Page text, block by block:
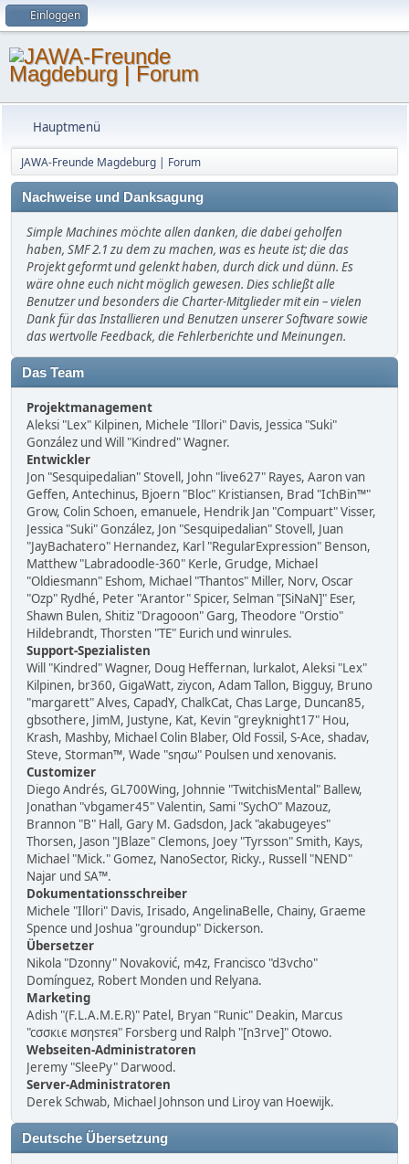
Einloggen
Hauptmenü
JAWA-Freunde Magdeburg | Forum
Nachweise und Danksagung
Simple Machines möchte allen danken, die dabei geholfen
haben, SMF 2.1 zu dem zu machen, was es heute ist; die das
Projekt geformt und gelenkt haben, durch dick und dünn. Es
wäre ohne euch nicht möglich gewesen. Dies schließt alle
Benutzer und besonders die Charter-Mitglieder mit ein – vielen
Dank für das Installieren und Benutzen unserer Software sowie
das wertvolle Feedback, die Fehlerberichte und Meinungen.
Das Team
Projektmanagement
Aleksi "Lex" Kilpinen, Michele "Illori" Davis, Jessica "Suki"
González und Will "Kindred" Wagner.
Entwickler
Jon "Sesquipedalian" Stovell, John "live627" Rayes, Aaron van
Geffen, Antechinus, Bjoern "Bloc" Kristiansen, Brad "IchBin™"
Grow, Colin Schoen, emanuele, Hendrik Jan "Compuart" Visser,
Jessica "Suki" González, Jon "Sesquipedalian" Stovell, Juan
"JayBachatero" Hernandez, Karl "RegularExpression" Benson,
Matthew "Labradoodle-360" Kerle, Grudge, Michael
"Oldiesmann" Eshom, Michael "Thantos" Miller, Norv, Oscar
"Ozp" Rydhé, Peter "Arantor" Spicer, Selman "[SiNaN]" Eser,
Shawn Bulen, Shitiz "Dragooon" Garg, Theodore "Orstio"
Hildebrandt, Thorsten "TE" Eurich und winrules.
Support-Spezialisten
Will "Kindred" Wagner, Doug Heffernan, lurkalot, Aleksi "Lex"
Kilpinen, br360, GigaWatt, ziycon, Adam Tallon, Bigguy, Bruno
"margarett" Alves, CapadY, ChalkCat, Chas Large, Duncan85,
gbsothere, JimM, Justyne, Kat, Kevin "greyknight17" Hou,
Krash, Mashby, Michael Colin Blaber, Old Fossil, S-Ace, shadav,
Steve, Storman™, Wade "sησω" Poulsen und xenovanis.
Customizer
Diego Andrés, GL700Wing, Johnnie "TwitchisMental" Ballew,
Jonathan "vbgamer45" Valentin, Sami "SychO" Mazouz,
Brannon "B" Hall, Gary M. Gadsdon, Jack "akabugeyes"
Thorsen, Jason "JBlaze" Clemons, Joey "Tyrsson" Smith, Kays,
Michael "Mick." Gomez, NanoSector, Ricky., Russell "NEND"
Najar und SA™.
Dokumentationsschreiber
Michele "Illori" Davis, Irisado, AngelinaBelle, Chainy, Graeme
Spence und Joshua "groundup" Dickerson.
Übersetzer
Nikola "Dzonny" Novaković, m4z, Francisco "d3vcho"
Domínguez, Robert Monden und Relyana.
Marketing
Adish "(F.L.A.M.E.R)" Patel, Bryan "Runic" Deakin, Marcus
"cσσкιє мσηѕтєя" Forsberg und Ralph "[n3rve]" Otowo.
Webseiten-Administratoren
Jeremy "SleePy" Darwood.
Server-Administratoren
Derek Schwab, Michael Johnson und Liroy van Hoewijk.
Deutsche Übersetzung